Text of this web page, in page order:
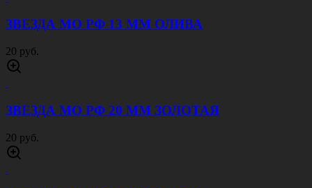
ЗВЕЗДА МО РФ 13 ММ ОЛИВА
20 руб.
ЗВЕЗДА МО РФ 20 ММ ЗОЛОТАЯ
20 руб.